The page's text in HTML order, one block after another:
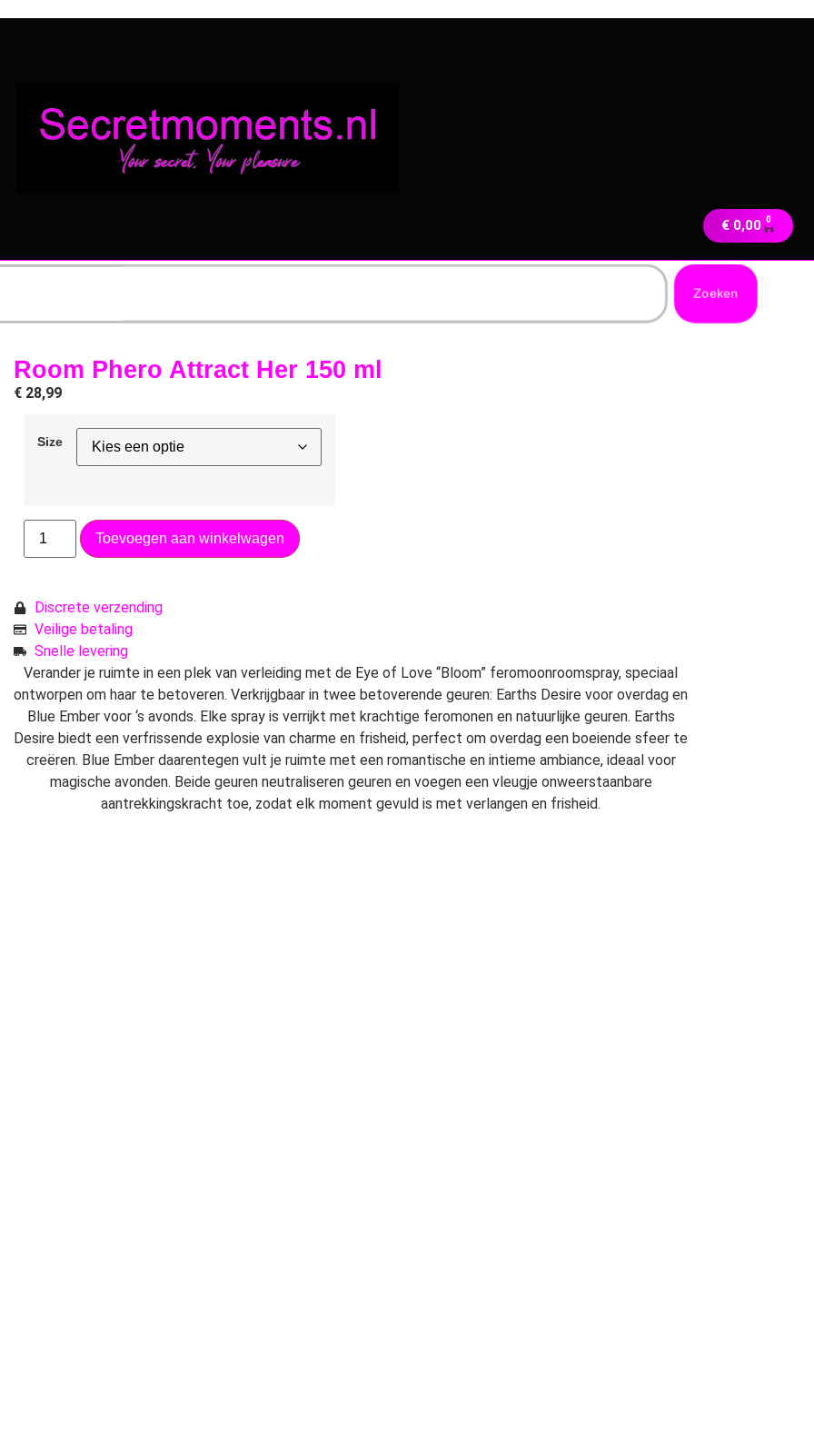
€0,00 0
Zoeken
Room Phero Attract Her 150 ml
€ 28,99
Size
Toevoegen aan winkelwagen
Discrete verzending
Veilige betaling
Snelle levering
Verander je ruimte in een plek van verleiding met de Eye of Love “Bloom” feromoonroomspray, speciaal
ontworpen om haar te betoveren. Verkrijgbaar in twee betoverende geuren: Earths Desire voor overdag en
Blue Ember voor ‘s avonds. Elke spray is verrijkt met krachtige feromonen en natuurlijke geuren. Earths
Desire biedt een verfrissende explosie van charme en frisheid, perfect om overdag een boeiende sfeer te
creëren. Blue Ember daarentegen vult je ruimte met een romantische en intieme ambiance, ideaal voor
magische avonden. Beide geuren neutraliseren geuren en voegen een vleugje onweerstaanbare
aantrekkingskracht toe, zodat elk moment gevuld is met verlangen en frisheid.